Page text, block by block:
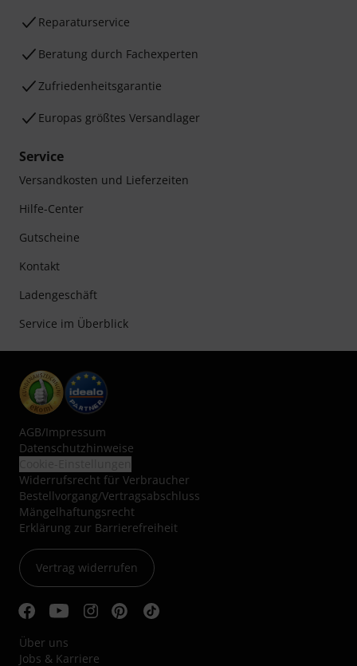
Reparaturservice
Beratung durch Fachexperten
Zufriedenheitsgarantie
Europas größtes Versandlager
Service
Versandkosten und Lieferzeiten
Hilfe-Center
Gutscheine
Kontakt
Ladengeschäft
Service im Überblick
AGB/Impressum
Datenschutzhinweise
Widerrufsrecht für Verbraucher
Bestellvorgang/Vertragsabschluss
Mängelhaftungsrecht
Erklärung zur Barrierefreiheit
Vertrag widerrufen
Über uns
Jobs & Karriere